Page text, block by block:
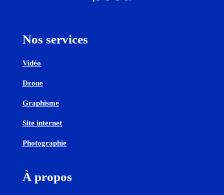
Nos services
Vidéo
Drone
Graphisme
Site internet
Photographie
À propos